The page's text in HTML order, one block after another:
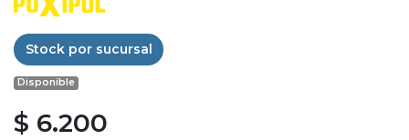
Stock por sucursal
Disponible
$ 6.200